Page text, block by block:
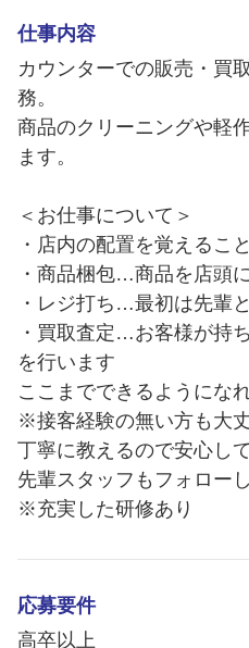
仕事内容
カウンターでの販売・買
務。
商品のクリーニングや軽
ます。
＜お仕事について＞
・店内の配置を覚えるこ
・商品梱包…商品を店頭
・レジ打ち…最初は先輩
・買取査定…お客様が持
を行います
ここまでできるようにな
※接客経験の無い方も大丈
丁寧に教えるので安心し
先輩スタッフもフォローし
※充実した研修あり
応募要件
高卒以上